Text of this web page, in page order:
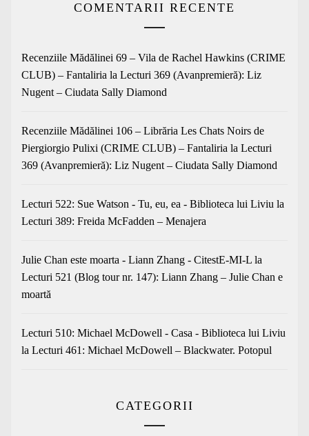
COMENTARII RECENTE
Recenziile Mădălinei 69 – Vila de Rachel Hawkins (CRIME
CLUB) – Fantaliria la Lecturi 369 (Avanpremieră): Liz
Nugent – Ciudata Sally Diamond
Recenziile Mădălinei 106 – Librăria Les Chats Noirs de
Piergiorgio Pulixi (CRIME CLUB) – Fantaliria la Lecturi
369 (Avanpremieră): Liz Nugent – Ciudata Sally Diamond
Lecturi 522: Sue Watson - Tu, eu, ea - Biblioteca lui Liviu la
Lecturi 389: Freida McFadden – Menajera
Julie Chan este moarta - Liann Zhang - CitestE-MI-L la
Lecturi 521 (Blog tour nr. 147): Liann Zhang – Julie Chan e
moartă
Lecturi 510: Michael McDowell - Casa - Biblioteca lui Liviu
la Lecturi 461: Michael McDowell – Blackwater. Potopul
CATEGORII